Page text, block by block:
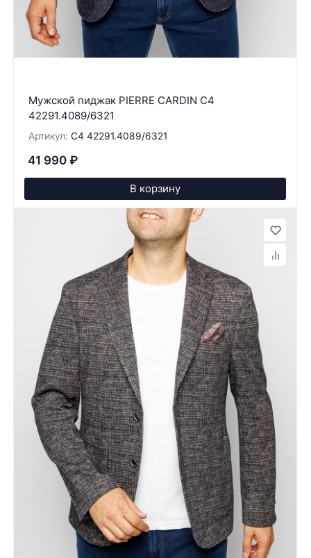
Мужской пиджак PIERRE CARDIN C4
42291.4089/6321
Артикул: C4 42291.4089/6321
41 990 ₽
В корзину